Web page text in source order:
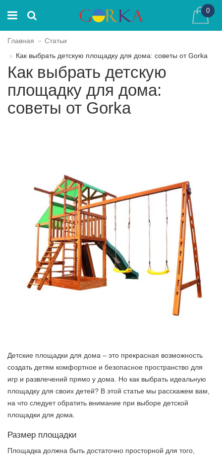
0
Главная
Статьи
Как выбрать детскую площадку для дома: советы от Gorka
Как выбрать детскую
площадку для дома:
советы от Gorka
Детские площадки для дома – это прекрасная возможность
создать детям комфортное и безопасное пространство для
игр и развлечений прямо у дома. Но как выбрать идеальную
площадку для своих детей? В этой статье мы расскажем вам,
на что следует обратить внимание при выборе детской
площадки для дома.
Размер площадки
Площадка должна быть достаточно просторной для того,